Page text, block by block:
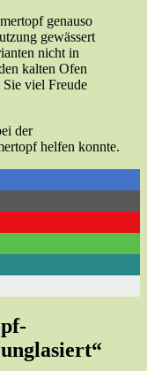
genauso
gewässert
nicht in
kalten Ofen
Sie viel Freude
der
helfen konnte.